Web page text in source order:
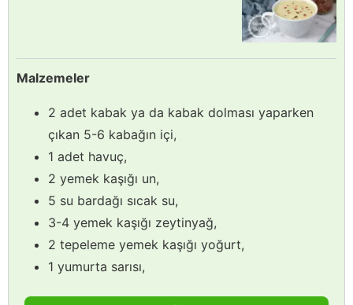
Malzemeler
2 adet kabak ya da kabak dolması yaparken
çıkan 5-6 kabağın içi,
1 adet havuç,
2 yemek kaşığı un,
5 su bardağı sıcak su,
3-4 yemek kaşığı zeytinyağ,
2 tepeleme yemek kaşığı yoğurt,
1 yumurta sarısı,